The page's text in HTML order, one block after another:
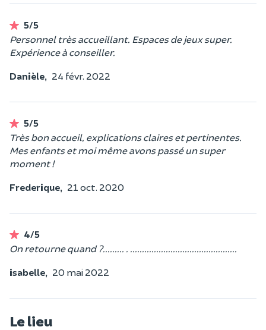
5/5
Personnel très accueillant. Espaces de jeux super.
Expérience à conseiller.
Danièle, 24 févr. 2022
5/5
Très bon accueil, explications claires et pertinentes.
Mes enfants et moi même avons passé un super
moment !
Frederique, 21 oct. 2020
4/5
On retourne quand ?......... . .............................................
isabelle, 20 mai 2022
Le lieu